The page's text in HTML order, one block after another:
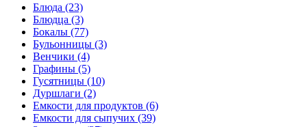
Блюда (23)
Блюдца (3)
Бокалы (77)
Бульонницы (3)
Венчики (4)
Графины (5)
Гусятницы (10)
Дуршлаги (2)
Емкости для продуктов (6)
Емкости для сыпучих (39)